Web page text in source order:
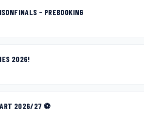
- PREBOOKING
2026!
2026/27 ⚽